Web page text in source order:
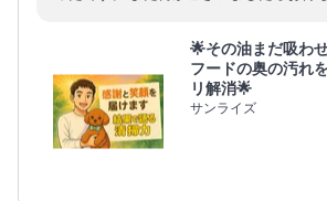
🌟その油まだ吸わ
フードの奥の汚れ
リ解消🌟
サンライズ